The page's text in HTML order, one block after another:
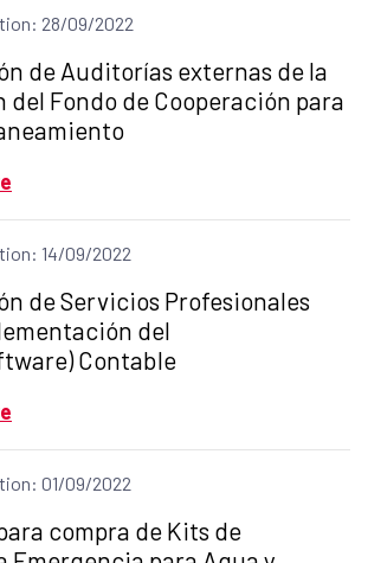
28/09/2022
de Auditorías externas de la
del Fondo de Cooperación para
14/09/2022
de Servicios Profesionales
del
Contable
01/09/2022
compra de Kits de